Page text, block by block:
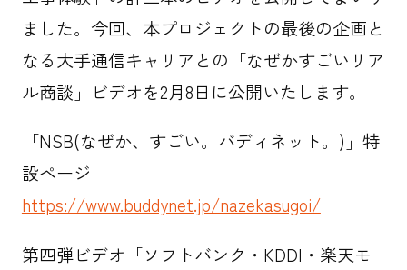
ました。今回、本プロジェクトの最後の企画と
なる大手通信キャリアとの「なぜかすごいリア
ル商談」ビデオを2月8日に公開いたします。
「NSB(なぜか、すごい。バディネット。)」特
設ページ
https://www.buddynet.jp/nazekasugoi/
第四弾ビデオ「ソフトバンク・KDDI・楽天モ